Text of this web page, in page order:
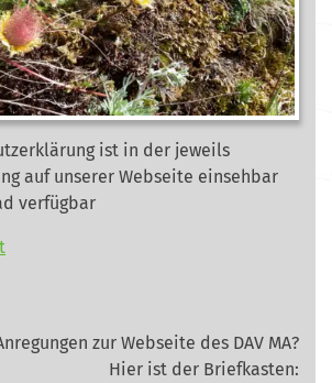
ist in der jeweils
auf unserer Webseite einsehbar
verfügbar
zur Webseite des DAV MA?
Hier ist der Briefkasten: